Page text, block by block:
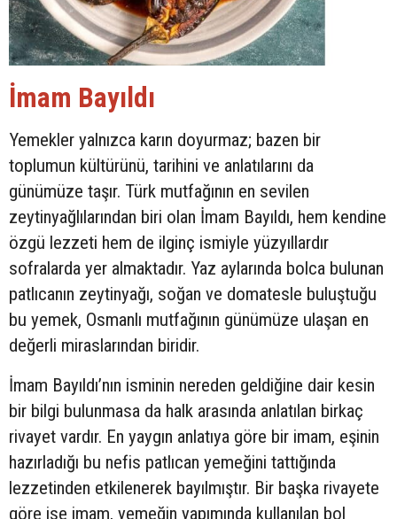
İmam Bayıldı
Yemekler yalnızca karın doyurmaz; bazen bir
toplumun kültürünü, tarihini ve anlatılarını da
günümüze taşır. Türk mutfağının en sevilen
zeytinyağlılarından biri olan İmam Bayıldı, hem kendine
özgü lezzeti hem de ilginç ismiyle yüzyıllardır
sofralarda yer almaktadır. Yaz aylarında bolca bulunan
patlıcanın zeytinyağı, soğan ve domatesle buluştuğu
bu yemek, Osmanlı mutfağının günümüze ulaşan en
değerli miraslarından biridir.
İmam Bayıldı’nın isminin nereden geldiğine dair kesin
bir bilgi bulunmasa da halk arasında anlatılan birkaç
rivayet vardır. En yaygın anlatıya göre bir imam, eşinin
hazırladığı bu nefis patlıcan yemeğini tattığında
lezzetinden etkilenerek bayılmıştır. Bir başka rivayete
göre ise imam, yemeğin yapımında kullanılan bol